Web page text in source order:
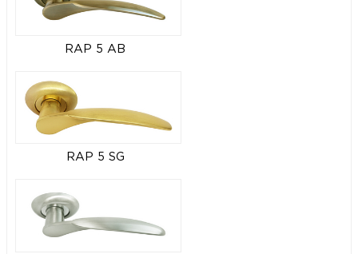
RAP 5 AB
RAP 5 SG